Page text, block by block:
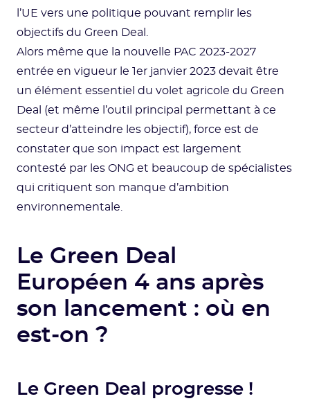
l’UE vers une politique pouvant remplir les
objectifs du Green Deal.
Alors même que la nouvelle PAC 2023-2027
entrée en vigueur le 1er janvier 2023 devait être
un élément essentiel du volet agricole du Green
Deal (et même l’outil principal permettant à ce
secteur d’atteindre les objectif), force est de
constater que son impact est largement
contesté par les ONG et beaucoup de spécialistes
qui critiquent son manque d’ambition
environnementale.
Le Green Deal
Européen 4 ans après
son lancement : où en
est-on ?
Le Green Deal progresse !